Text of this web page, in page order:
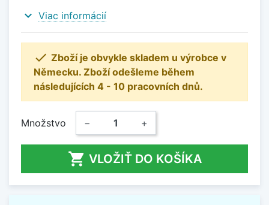
expand_more Viac informácií
 Zboží je obvykle skladem u výrobce v
Německu. Zboží odešleme během
následujících 4 - 10 pracovních dnů.
Množstvo − +
 VLOŽIŤ DO KOŠÍKA